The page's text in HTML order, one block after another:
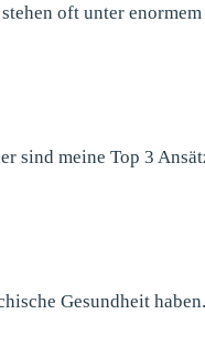
oft unter
sind meine Top 3
Gesundheit